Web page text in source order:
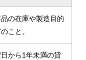
の在庫や製造目的
こと。
から1年未満の貸